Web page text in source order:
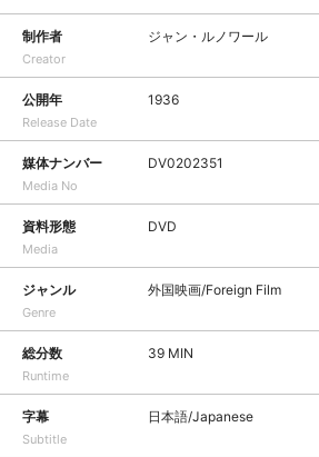
制作者
Creator
ジャン・ルノワール
公開年
Release Date
1936
媒体ナンバー
Media No
DV0202351
資料形態
Media
DVD
ジャンル
Genre
外国映画/Foreign Film
総分数
Runtime
39 MIN
字幕
Subtitle
日本語/Japanese